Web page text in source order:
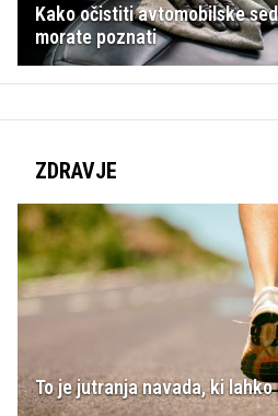
Kako očistiti avtomobilske
morate poznati
ZDRAVJE
To je jutranja navada, ki